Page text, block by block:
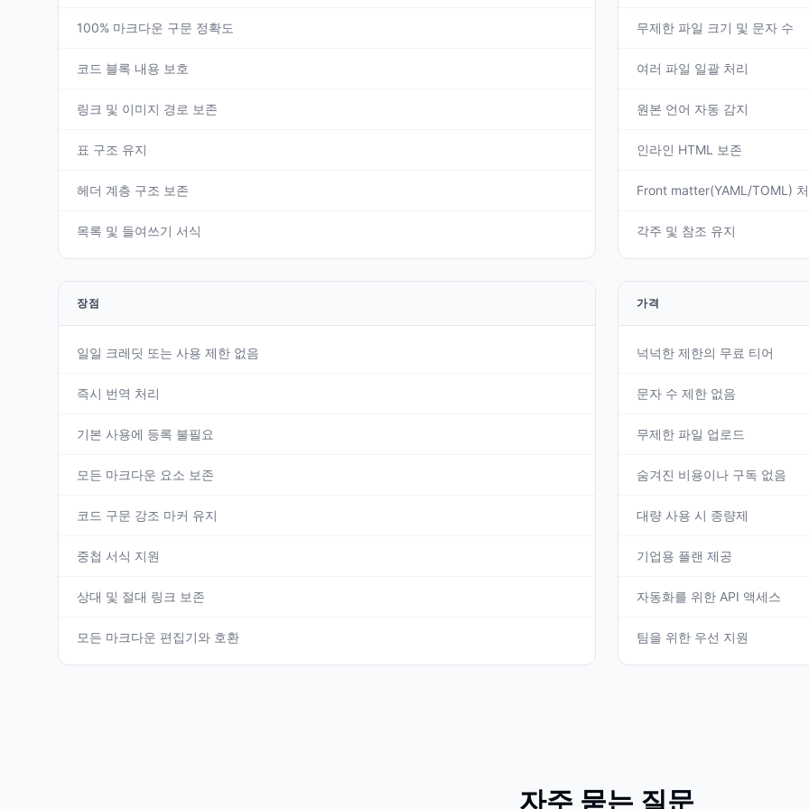
100% 마크다운 구문 정확도
코드 블록 내용 보호
링크 및 이미지 경로 보존
표 구조 유지
헤더 계층 구조 보존
목록 및 들여쓰기 서식
무제한 파일 크기 및 문자 수
여러 파일 일괄 처리
원본 언어 자동 감지
인라인 HTML 보존
Front matter(YAML/TOML)
각주 및 참조 유지
장점
일일 크레딧 또는 사용 제한 없음
즉시 번역 처리
기본 사용에 등록 불필요
모든 마크다운 요소 보존
코드 구문 강조 마커 유지
중첩 서식 지원
상대 및 절대 링크 보존
모든 마크다운 편집기와 호환
가격
넉넉한 제한의 무료 티어
문자 수 제한 없음
무제한 파일 업로드
숨겨진 비용이나 구독 없음
대량 사용 시 종량제
기업용 플랜 제공
자동화를 위한 API 액세스
팀을 위한 우선 지원
자주 묻는 질문